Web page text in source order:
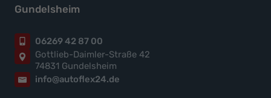
Gundelsheim
06269 42 87 00
Gottlieb-Daimler-Straße 42
74831 Gundelsheim
info@autoflex24.de